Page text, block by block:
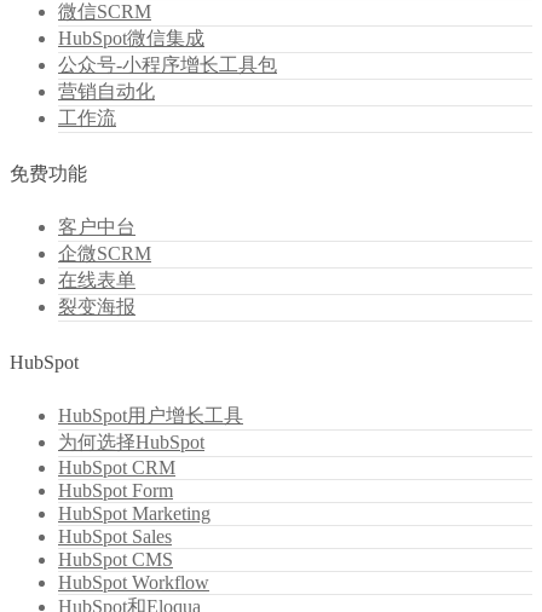
微信SCRM
HubSpot微信集成
公众号-小程序增长工具包
营销自动化
工作流
免费功能
客户中台
企微SCRM
在线表单
裂变海报
HubSpot
HubSpot用户增长工具
为何选择HubSpot
HubSpot CRM
HubSpot Form
HubSpot Marketing
HubSpot Sales
HubSpot CMS
HubSpot Workflow
HubSpot和Eloqua